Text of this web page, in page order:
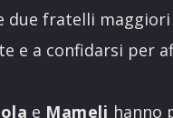
due fratelli
e a confidarsi per
e Mameli hanno